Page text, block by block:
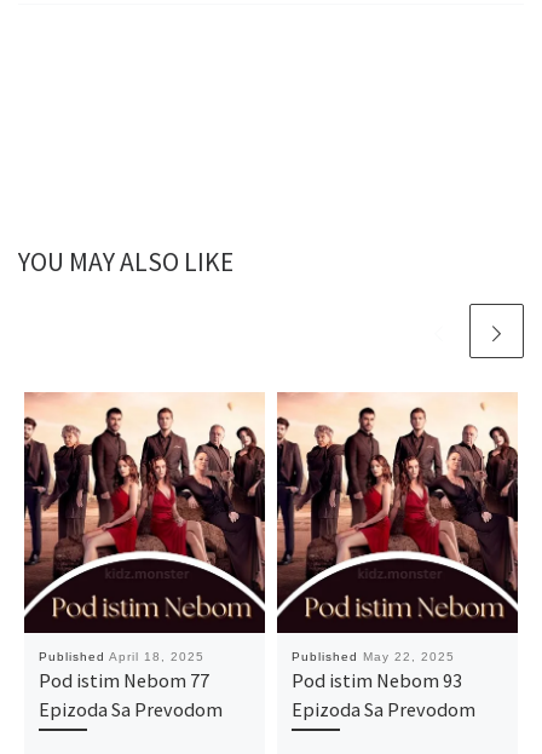
YOU MAY ALSO LIKE
Published April 18, 2025
Pod istim Nebom 77
Epizoda Sa Prevodom
Published May 22, 2025
Pod istim Nebom 93
Epizoda Sa Prevodom